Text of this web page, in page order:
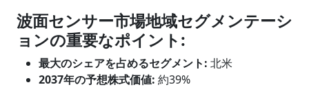
波面センサー市場地域セグメンテーシ
ョンの重要なポイント:
最大のシェアを占めるセグメント: 北米
2037年の予想株式価値: 約39%